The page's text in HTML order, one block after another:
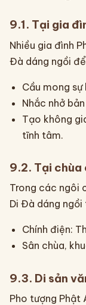
9.1. Tại gia
Nhiều gia đình
Đà dáng ngồi
Cầu mong sự
Nhắc nhở
Tạo không
tĩnh tâm.
9.2. Tại chùa
Trong các ngôi
Di Đà dáng
Chính điện:
Sân chùa,
9.3. Di sản
Pho tượng Phật